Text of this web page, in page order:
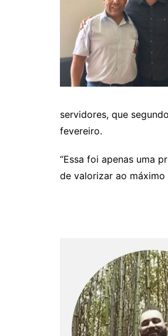
servidores, que
fevereiro.
“Essa foi apenas uma
de valorizar ao máximo